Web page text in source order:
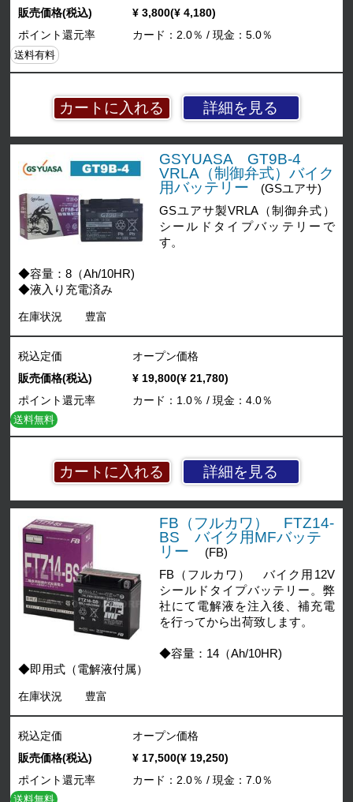
詳細を見る
販売価格(税込)
¥ 3,800(¥ 4,180)
ポイント還元率
カード：2.0％ / 現金：5.0％
送料有料
GSYUASA GT9B-4
VRLA（制御弁式）バイク
用バッテリー
(GSユアサ)
GSユアサ製VRLA（制御弁式）
シールドタイプバッテリーで
す。
◆容量：8（Ah/10HR)
◆液入り充電済み
在庫状況 豊富
詳細を見る
税込定価
オープン価格
販売価格(税込)
¥ 19,800(¥ 21,780)
ポイント還元率
カード：1.0％ / 現金：4.0％
送料無料
FB（フルカワ） FTZ14-
BS バイク用MFバッテ
リー
(FB)
FB（フルカワ） バイク用12V
シールドタイプバッテリー。弊
社にて電解液を注入後、補充電
を行ってから出荷致します。
◆容量：14（Ah/10HR)
◆即用式（電解液付属）
在庫状況 豊富
税込定価
オープン価格
販売価格(税込)
¥ 17,500(¥ 19,250)
ポイント還元率
カード：2.0％ / 現金：7.0％
送料無料